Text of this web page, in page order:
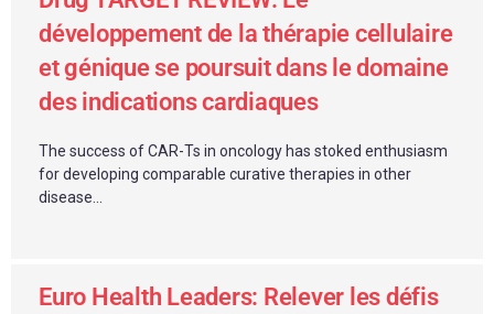
développement de la thérapie cellulaire
et génique se poursuit dans le domaine
des indications cardiaques
The success of CAR-Ts in oncology has stoked enthusiasm
for developing comparable curative therapies in other
disease...
Euro Health Leaders: Relever les défis